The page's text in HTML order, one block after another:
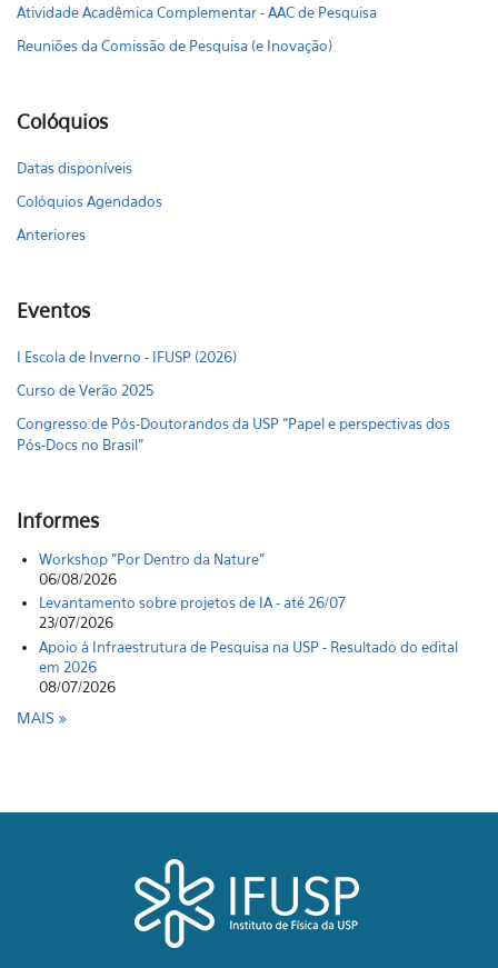
Atividade Acadêmica Complementar - AAC de Pesquisa
Reuniões da Comissão de Pesquisa (e Inovação)
Colóquios
Datas disponíveis
Colóquios Agendados
Anteriores
Eventos
I Escola de Inverno - IFUSP (2026)
Curso de Verão 2025
Congresso de Pós-Doutorandos da USP “Papel e perspectivas dos
Pós-Docs no Brasil"
Informes
Workshop "Por Dentro da Nature"
06/08/2026
Levantamento sobre projetos de IA - até 26/07
23/07/2026
Apoio à Infraestrutura de Pesquisa na USP - Resultado do edital
em 2026
08/07/2026
MAIS